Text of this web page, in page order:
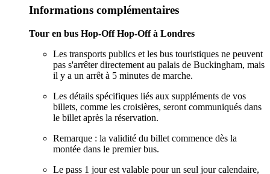
Informations complémentaires
Tour en bus Hop-Off Hop-Off à Londres
Les transports publics et les bus touristiques ne peuvent
pas s'arrêter directement au palais de Buckingham, mais
il y a un arrêt à 5 minutes de marche.
Les détails spécifiques liés aux suppléments de vos
billets, comme les croisières, seront communiqués dans
le billet après la réservation.
Remarque : la validité du billet commence dès la
montée dans le premier bus.
Le pass 1 jour est valable pour un seul jour calendaire,